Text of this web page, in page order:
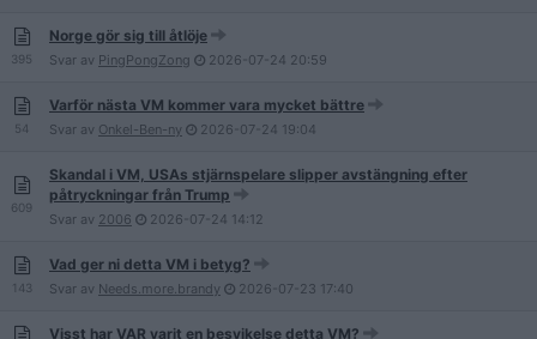
395
Norge gör sig till åtlöje
Svar av PingPongZong 2026-07-24 20:59
54
Varför nästa VM kommer vara mycket bättre
Svar av Onkel-Ben-ny 2026-07-24 19:04
609
Skandal i VM, USAs stjärnspelare slipper avstängning efter
påtryckningar från Trump
Svar av 2006 2026-07-24 14:12
143
Vad ger ni detta VM i betyg?
Svar av Needs.more.brandy 2026-07-23 17:40
Visst har VAR varit en besvikelse detta VM?